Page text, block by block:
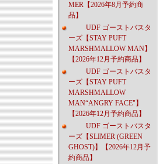
MER【2026年8月予約商
品】
UDF ゴーストバスタ
ーズ【STAY PUFT
MARSHMALLOW MAN】
【2026年12月予約商品】
UDF ゴーストバスタ
ーズ【STAY PUFT
MARSHMALLOW
MAN“ANGRY FACE"】
【2026年12月予約商品】
UDF ゴーストバスタ
ーズ【SLIMER (GREEN
GHOST)】【2026年12月予
約商品】